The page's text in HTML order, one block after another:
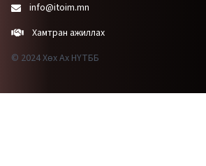
info@itoim.mn
Хамтран ажиллах
© 2024 Хөх Ах НҮТББ